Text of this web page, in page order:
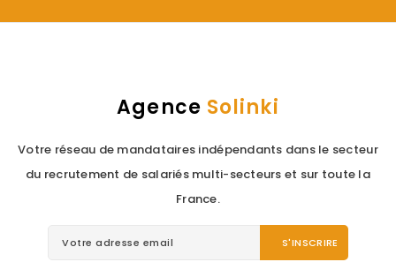
VOUS ÊTES RECRUTEUR ?
Agence